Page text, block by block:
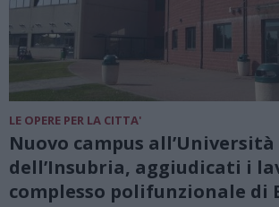
LE OPERE PER LA CITTA'
Nuovo campus all’Università
dell’Insubria, aggiudicati i
complesso polifunzionale di